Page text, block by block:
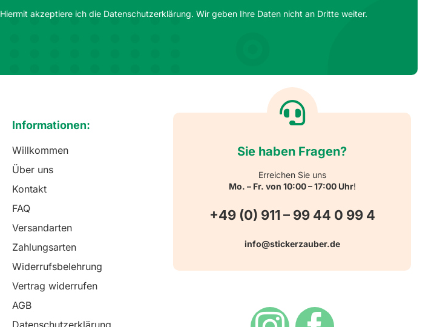
Hiermit akzeptiere ich die Datenschutzerklärung. Wir geben Ihre Daten nicht an Dritte weiter.
Informationen:
Willkommen
Über uns
Kontakt
FAQ
Versandarten
Zahlungsarten
Widerrufsbelehrung
Vertrag widerrufen
AGB
Datenschutzerklärung
Sie haben Fragen?
Erreichen Sie uns
Mo. – Fr. von 10:00 – 17:00 Uhr!
+49 (0) 911 – 99 44 0 99 4
info@stickerzauber.de